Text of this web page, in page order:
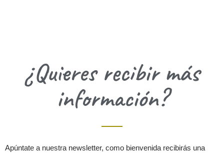
¿Quieres recibir más
información?
Apúntate a nuestra newsletter, como bienvenida recibirás una